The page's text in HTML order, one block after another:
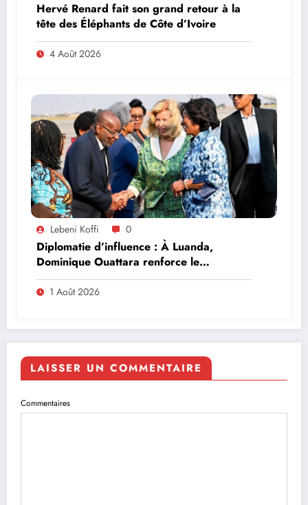
Hervé Renard fait son grand retour à la
tête des Éléphants de Côte d’Ivoire
4 Août 2026
Lebeni Koffi 0
Diplomatie d’influence : À Luanda,
Dominique Ouattara renforce le
leadership solidaire de la Côte d’Ivoire en
Afrique
1 Août 2026
LAISSER UN COMMENTAIRE
Commentaires